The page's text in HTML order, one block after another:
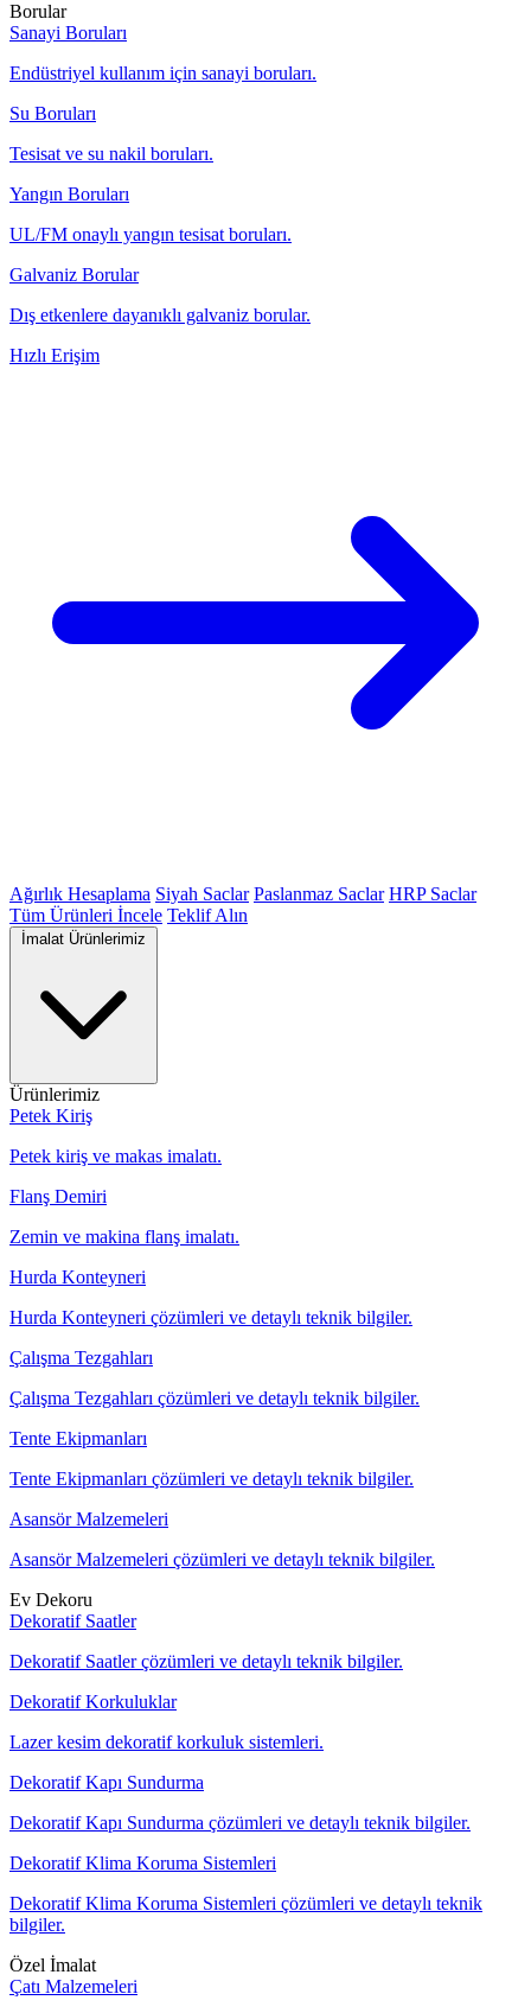
Borular
Sanayi Boruları
Endüstriyel kullanım için sanayi boruları.
Su Boruları
Tesisat ve su nakil boruları.
Yangın Boruları
UL/FM onaylı yangın tesisat boruları.
Galvaniz Borular
Dış etkenlere dayanıklı galvaniz borular.
Hızlı Erişim
Ağırlık Hesaplama Siyah Saclar Paslanmaz Saclar HRP Saclar
Tüm Ürünleri İncele Teklif Alın
İmalat Ürünlerimiz
Ürünlerimiz
Petek Kiriş
Petek kiriş ve makas imalatı.
Flanş Demiri
Zemin ve makina flanş imalatı.
Hurda Konteyneri
Hurda Konteyneri çözümleri ve detaylı teknik bilgiler.
Çalışma Tezgahları
Çalışma Tezgahları çözümleri ve detaylı teknik bilgiler.
Tente Ekipmanları
Tente Ekipmanları çözümleri ve detaylı teknik bilgiler.
Asansör Malzemeleri
Asansör Malzemeleri çözümleri ve detaylı teknik bilgiler.
Ev Dekoru
Dekoratif Saatler
Dekoratif Saatler çözümleri ve detaylı teknik bilgiler.
Dekoratif Korkuluklar
Lazer kesim dekoratif korkuluk sistemleri.
Dekoratif Kapı Sundurma
Dekoratif Kapı Sundurma çözümleri ve detaylı teknik bilgiler.
Dekoratif Klima Koruma Sistemleri
Dekoratif Klima Koruma Sistemleri çözümleri ve detaylı teknik
bilgiler.
Özel İmalat
Çatı Malzemeleri